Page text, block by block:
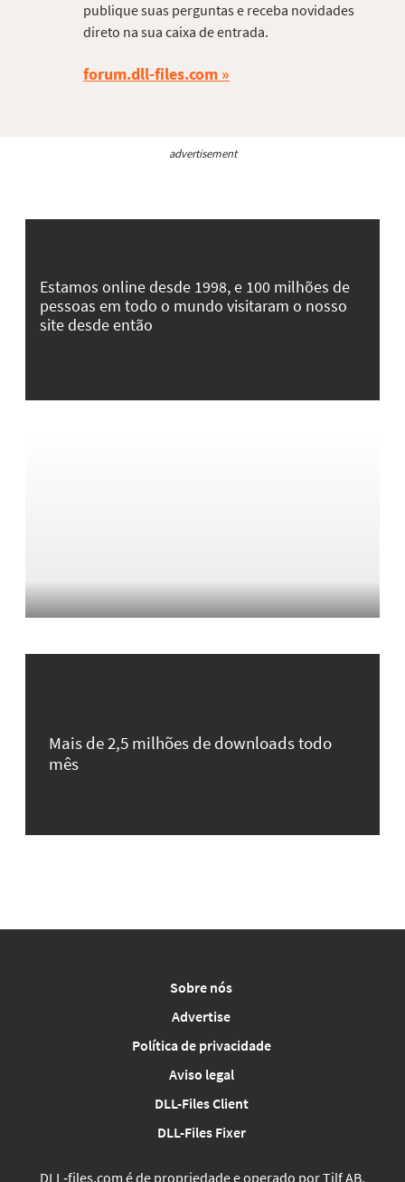
publique suas perguntas e receba novidades
direto na sua caixa de entrada.
forum.dll-files.com
advertisement
Estamos online desde 1998, e 100 milhões de
pessoas em todo o mundo visitaram o nosso
site desde então
Mais de 2,5 milhões de downloads todo
mês
Sobre nós
Advertise
Política de privacidade
Aviso legal
DLL-Files Client
DLL-Files Fixer
DLL‑files.com é de propriedade e operado por Tilf AB,